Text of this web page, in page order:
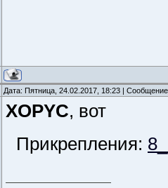
Дата: Пятница, 24.02.2017, 18:23 |
XOPYC, вот
Прикрепления: